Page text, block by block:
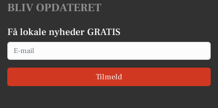
BLIV OPDATERET
Få lokale nyheder GRATIS
Email
Tilmeld